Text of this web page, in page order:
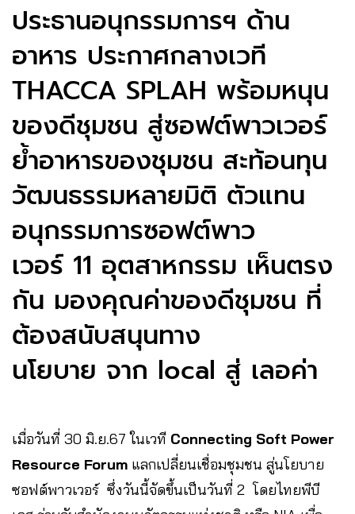
ประธานอนุกรรมการฯ ด้าน
อาหาร ประกาศกลางเวที
THACCA SPLAH พร้อมหนุน
ของดีชุมชน สู่ซอฟต์พาวเวอร์
ย้ำอาหารของชุมชน สะท้อนทุน
วัฒนธรรมหลายมิติ ตัวแทน
อนุกรรมการซอฟต์พาว
เวอร์ 11 อุตสาหกรรม เห็นตรง
กัน มองคุณค่าของดีชุมชน ที่
ต้องสนับสนุนทาง
นโยบาย จาก local สู่ เลอค่า
เมื่อวันที่ 30 มิ.ย.67 ในเวที Connecting Soft Power
Resource Forum แลกเปลี่ยนเชื่อมชุมชน สู่นโยบาย
ซอฟต์พาวเวอร์ ซึ่งวันนี้จัดขึ้นเป็นวันที่ 2 โดยไทยพีบี